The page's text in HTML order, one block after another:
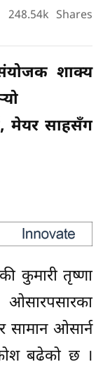
248.54k Shares
संयोजक शाक्य
मेयर साहसँग
कुमारी तृष्णा
ओसारपसारका
सामान ओसार्न
बढेको छ ।